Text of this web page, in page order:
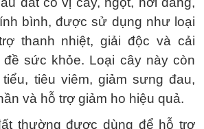
bình, được sử dụng như loại
thanh nhiệt, giải độc và cải
đề sức khỏe. Loại cây này còn
tiêu viêm, giảm sưng đau,
và hỗ trợ giảm ho hiệu quả.
thường được dùng để hỗ trợ